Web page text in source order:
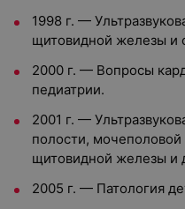
1998 г. —
щитовидной железы и
2000 г. — Вопросы
педиатрии.
2001 г. —
полости,
щитовидной железы и
2005 г. — Патология